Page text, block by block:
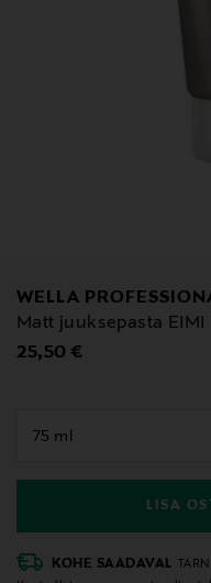
WELLA
Matt juuksepasta EIMI
Original Price
25,50 €
LISA
KOHE SAADAVAL